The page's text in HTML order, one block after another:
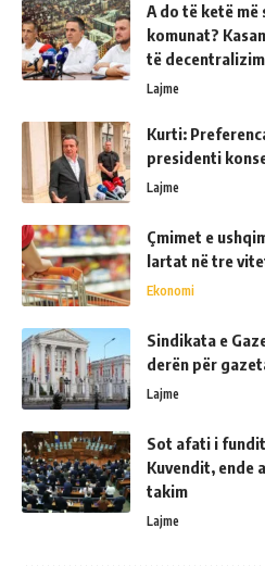
A do të ketë më
komunat?
të
Lajme
Kurti:
presidenti
Lajme
Çmimet e
lartat në tre
Ekonomi
Sindikata e
derën për
Lajme
Sot afati i
Kuvendit, ende
takim
Lajme